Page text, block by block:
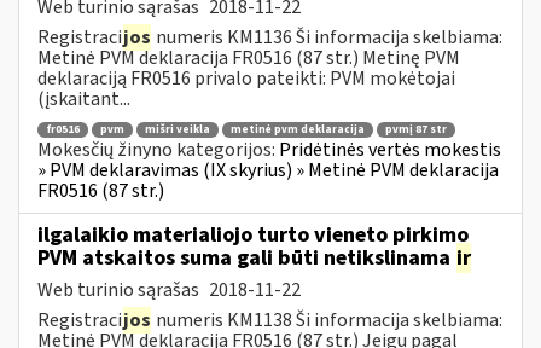
Web turinio sąrašas 2018-11-22
Registracijos numeris KM1136 Ši informacija skelbiama:
Metinė PVM deklaracija FR0516 (87 str.) Metinę PVM
deklaraciją FR0516 privalo pateikti: PVM mokėtojai
(įskaitant...
fr0516 pvm mišri veikla metinė pvm deklaracija pvmį 87 str
Mokesčių žinyno kategorijos: Pridėtinės vertės mokestis
» PVM deklaravimas (IX skyrius) » Metinė PVM deklaracija
FR0516 (87 str.)
ilgalaikio materialiojo turto vieneto pirkimo
PVM atskaitos suma gali būti netikslinama ir
Web turinio sąrašas 2018-11-22
Registracijos numeris KM1138 Ši informacija skelbiama:
Metinė PVM deklaracija FR0516 (87 str.) Jeigu pagal